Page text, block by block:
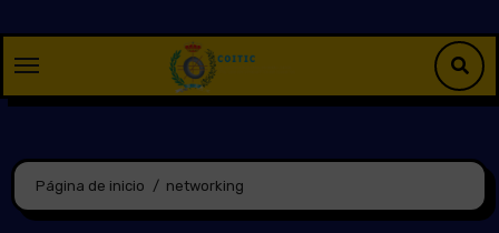
contenido
Página de inicio networking